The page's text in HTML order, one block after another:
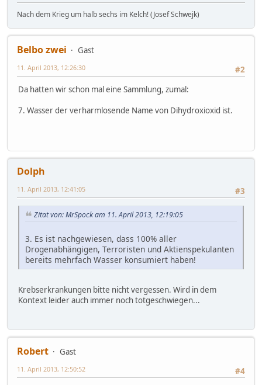
Nach dem Krieg um halb sechs im Kelch! (Josef Schwejk)
Belbo zwei
Gast
#2
11. April 2013, 12:26:30
Da hatten wir schon mal eine Sammlung, zumal:
7. Wasser der verharmlosende Name von Dihydroxioxid ist.
Dolph
#3
11. April 2013, 12:41:05
Zitat von: MrSpock am 11. April 2013, 12:19:05
3. Es ist nachgewiesen, dass 100% aller
Drogenabhängigen, Terroristen und Aktienspekulanten
bereits mehrfach Wasser konsumiert haben!
Krebserkrankungen bitte nicht vergessen. Wird in dem
Kontext leider auch immer noch totgeschwiegen...
Robert
Gast
#4
11. April 2013, 12:50:52